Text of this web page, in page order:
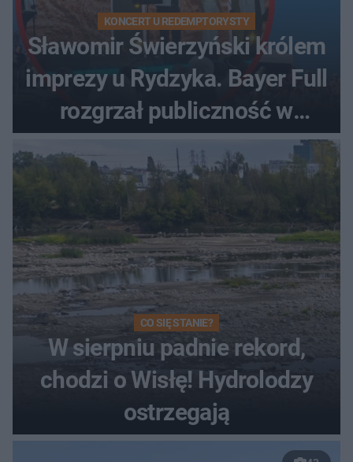
KONCERT U REDEMPTORYSTY
Sławomir Świerzyński królem
imprezy u Rydzyka. Bayer Full
rozgrzał publiczność w
Toruniu
CO SIĘ STANIE?
W sierpniu padnie rekord,
chodzi o Wisłę! Hydrolodzy
ostrzegają